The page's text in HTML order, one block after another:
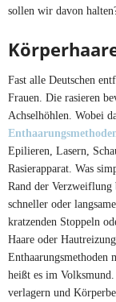
sollen wir davon
Fast alle Deutschen
Frauen. Die rasieren
Achselhöhlen. Wobei
Epilieren, Lasern,
Rasierapparat. Was
Rand der Verzweiflung
schneller oder
kratzenden Stoppeln
Haare oder
Enthaarungsmethoden
heißt es im
verlagern und